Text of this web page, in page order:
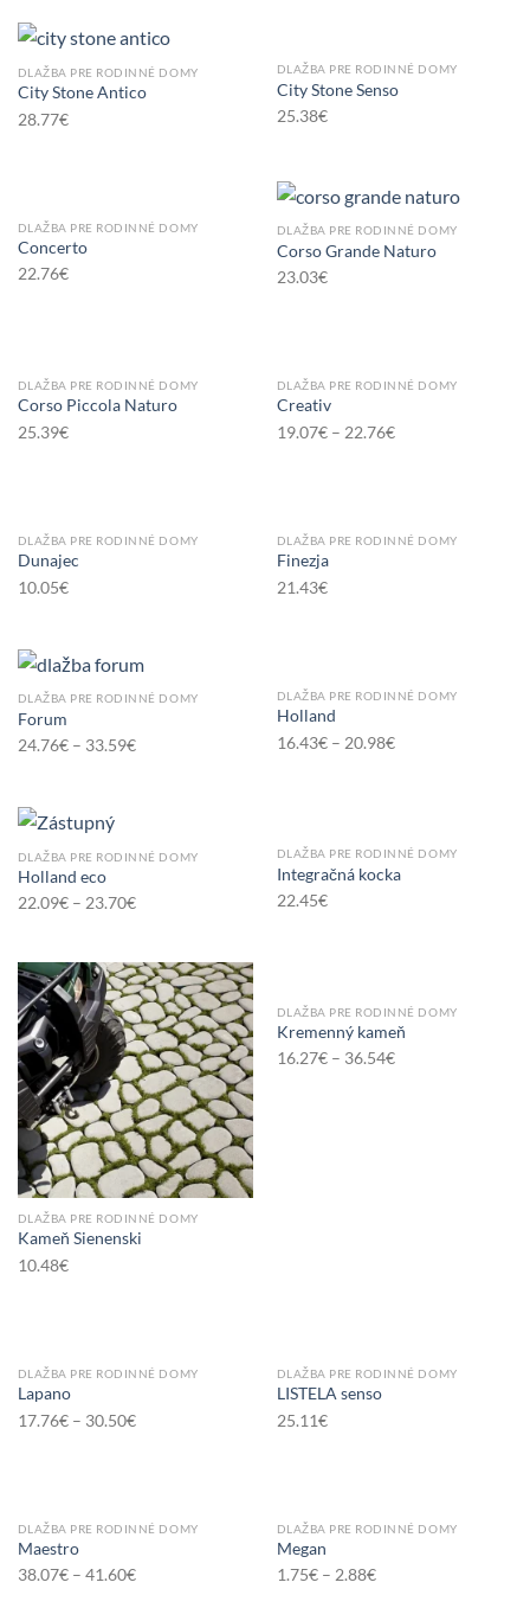
DLAŽBA PRE RODINNÉ DOMY
City Stone Antico
28.77€
DLAŽBA PRE RODINNÉ DOMY
City Stone Senso
25.38€
DLAŽBA PRE RODINNÉ DOMY
Concerto
22.76€
DLAŽBA PRE RODINNÉ DOMY
Corso Grande Naturo
23.03€
DLAŽBA PRE RODINNÉ DOMY
Corso Piccola Naturo
25.39€
DLAŽBA PRE RODINNÉ DOMY
Creativ
19.07€– 22.76€
DLAŽBA PRE RODINNÉ DOMY
Dunajec
10.05€
DLAŽBA PRE RODINNÉ DOMY
Finezja
21.43€
DLAŽBA PRE RODINNÉ DOMY
Forum
24.76€– 33.59€
DLAŽBA PRE RODINNÉ DOMY
Holland
16.43€– 20.98€
DLAŽBA PRE RODINNÉ DOMY
Holland eco
22.09€– 23.70€
DLAŽBA PRE RODINNÉ DOMY
Integračná kocka
22.45€
DLAŽBA PRE RODINNÉ DOMY
Kameň Sienenski
10.48€
DLAŽBA PRE RODINNÉ DOMY
Kremenný kameň
16.27€– 36.54€
DLAŽBA PRE RODINNÉ DOMY
Lapano
17.76€– 30.50€
DLAŽBA PRE RODINNÉ DOMY
LISTELA senso
25.11€
DLAŽBA PRE RODINNÉ DOMY
Maestro
38.07€– 41.60€
DLAŽBA PRE RODINNÉ DOMY
Megan
1.75€– 2.88€